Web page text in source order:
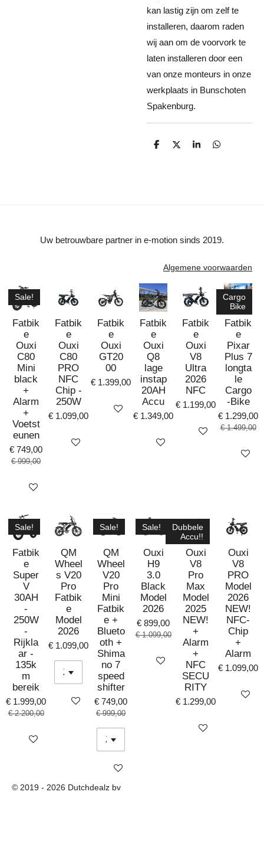
kan lastig zijn om zelf te
installeren, daarom raden
wij aan om de voorvork te
laten installeren door een
van onze monteurs in onze
werkplaats in Bunschoten
Spakenburg.
D
D
S
D
Uw betrouwbare partner in e-motion sinds 2019.
Algemene voorwaarden
Sale!
Fatbik
e
Ouxi
C80
Mini
black
+
Alarm
+
Voetst
eunen
€ 749,00
€ 999,00
Bekijk details
Fatbik
e
Ouxi
C80
PRO
NFC
Chip -
250W
€ 1.099,00
Bekijk details
Fatbik
e
Ouxi
GT20
00
€ 1.399,00
Bekijk details
Fatbik
e
Ouxi
Q8
lage
instap
20AH
Accu
€ 1.349,00
Bekijk details
Fatbik
e
Ouxi
V8
Ultra
2026
NFC
€ 1.199,00
Bekijk details
Cargo
Bike
Fatbik
e
Pixar
Plus 7
longta
le
Cargo
-Bike
€ 1.299,00
€ 1.499,00
Bekijk
Sale!
Fatbik
e
Super
V
30AH
-
250W
-
Rijkla
ar -
135k
m
bereik
€ 1.999,00
€ 2.200,00
Bekijk details
QM
Wheel
s V20
Pro
Fatbik
e
Model
2026
€ 1.099,00
Bekijk details
Sale!
QM
Wheel
V20
Pro
Mini
Fatbik
e +
Blueto
oth +
Shima
no 7
speed
shifter
€ 749,00
€ 999,00
Bekijk details
Sale!
Ouxi
H9
3.0
Black
Model
2026
€ 899,00
€ 1.099,00
Bekijk details
Dubbele
Accu!!
Ouxi
V8
Pro
Max
Model
2025
NEW!
+
Alarm
+
NFC
SECU
RITY
€ 1.299,00
Bekijk details
Ouxi
V8
PRO
Model
2026
NEW!
NFC-
Chip
+
Alarm
€ 1.099,00
Bekijk
© 2019 - 2026 Dutchdealz bv